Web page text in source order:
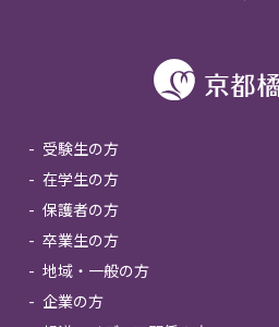
受験生の方
在学生の方
保護者の方
卒業生の方
地域・一般の方
企業の方